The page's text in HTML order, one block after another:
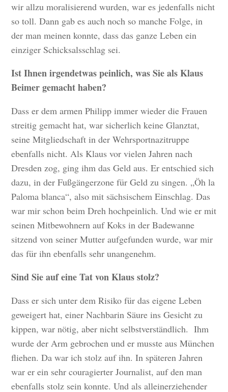
wir allzu moralisierend wurden, war es jedenfalls nicht
so toll. Dann gab es auch noch so manche Folge, in
der man meinen konnte, dass das ganze Leben ein
einziger Schicksalsschlag sei.
Ist Ihnen irgendetwas peinlich, was Sie als Klaus
Beimer gemacht haben?
Dass er dem armen Philipp immer wieder die Frauen
streitig gemacht hat, war sicherlich keine Glanztat,
seine Mitgliedschaft in der Wehrsportnazitruppe
ebenfalls nicht. Als Klaus vor vielen Jahren nach
Dresden zog, ging ihm das Geld aus. Er entschied sich
dazu, in der Fußgängerzone für Geld zu singen. „Öh la
Paloma blanca“, also mit sächsischem Einschlag. Das
war mir schon beim Dreh hochpeinlich. Und wie er mit
seinen Mitbewohnern auf Koks in der Badewanne
sitzend von seiner Mutter aufgefunden wurde, war mir
das für ihn ebenfalls sehr unangenehm.
Sind Sie auf eine Tat von Klaus stolz?
Dass er sich unter dem Risiko für das eigene Leben
geweigert hat, einer Nachbarin Säure ins Gesicht zu
kippen, war nötig, aber nicht selbstverständlich. Ihm
wurde der Arm gebrochen und er musste aus München
fliehen. Da war ich stolz auf ihn. In späteren Jahren
war er ein sehr couragierter Journalist, auf den man
ebenfalls stolz sein konnte. Und als alleinerziehender